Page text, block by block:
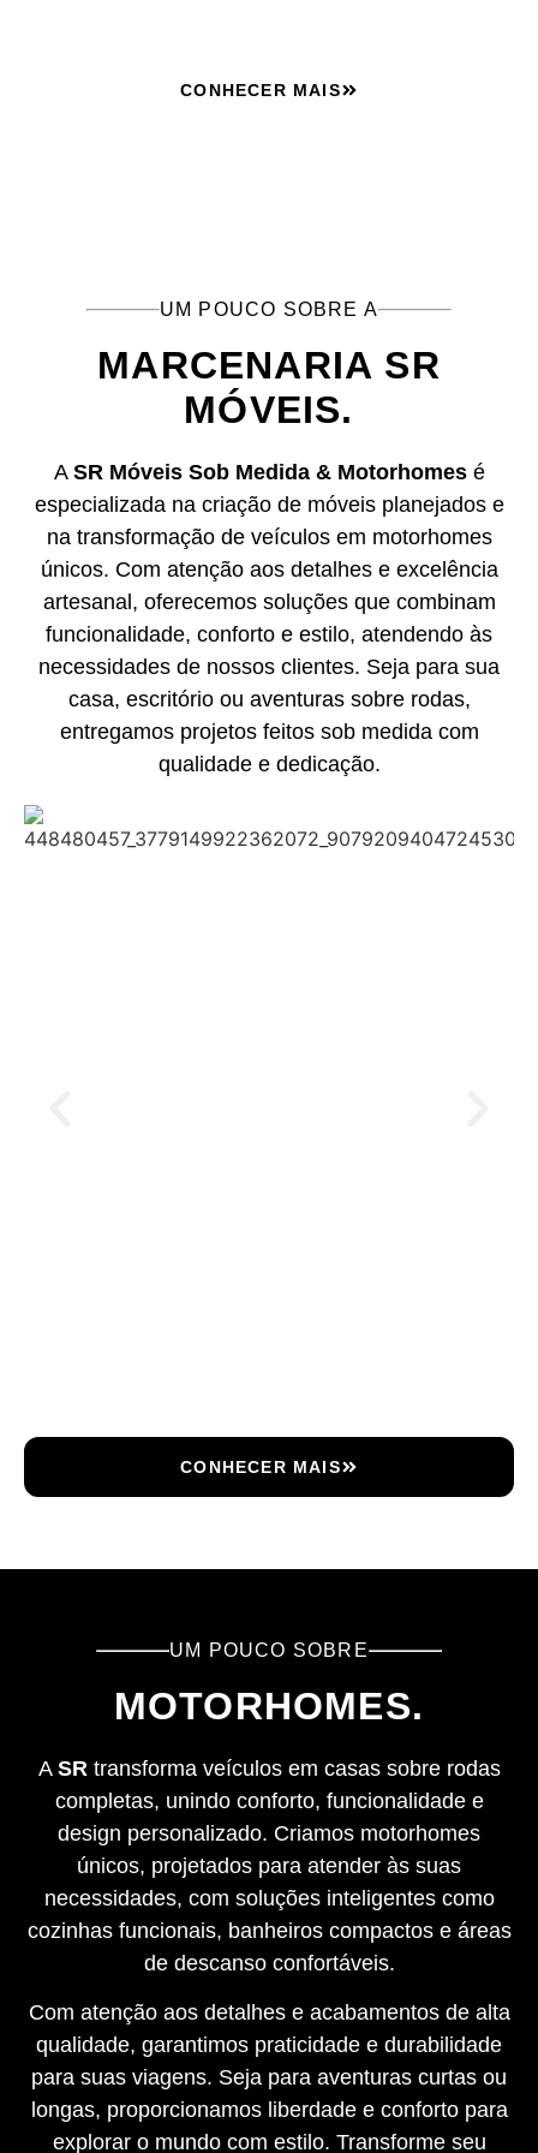
CONHECER MAIS
UM POUCO SOBRE A
MARCENARIA SR
MÓVEIS.
A SR Móveis Sob Medida & Motorhomesé
especializada na criação de móveis planejados e
na transformação de veículos em motorhomes
únicos. Com atenção aos detalhes e excelência
artesanal, oferecemos soluções que combinam
funcionalidade, conforto e estilo, atendendo às
necessidades de nossos clientes. Seja para sua
casa, escritório ou aventuras sobre rodas,
entregamos projetos feitos sob medida com
qualidade e dedicação.
CONHECER MAIS
UM POUCO SOBRE
MOTORHOMES.
A SRtransforma veículos em casas sobre rodas
completas, unindo conforto, funcionalidade e
design personalizado. Criamos motorhomes
únicos, projetados para atender às suas
necessidades, com soluções inteligentes como
cozinhas funcionais, banheiros compactos e áreas
de descanso confortáveis.
Com atenção aos detalhes e acabamentos de alta
qualidade, garantimos praticidade e durabilidade
para suas viagens. Seja para aventuras curtas ou
longas, proporcionamos liberdade e conforto para
explorar o mundo com estilo. Transforme seu